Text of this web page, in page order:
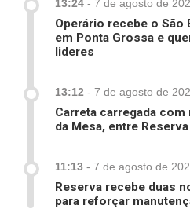
13:24 - 7 de agosto de
Operário recebe o São
em Ponta Grossa e
lideres
13:12 - 7 de agosto de
Carreta carregada
da Mesa, entre
11:13 - 7 de agosto de
Reserva recebe duas
para reforçar